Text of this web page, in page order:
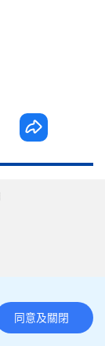
同意及關閉